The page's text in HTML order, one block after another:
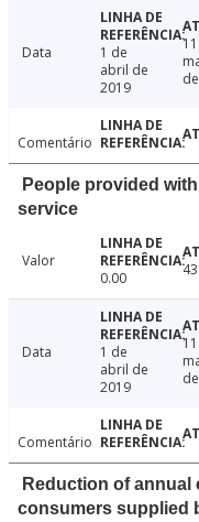
Data
1 de
abril de
2019
Comentário
People provided
service
Valor
0.00
Data
1 de
abril de
2019
Comentário
Reduction of
consumers supplied